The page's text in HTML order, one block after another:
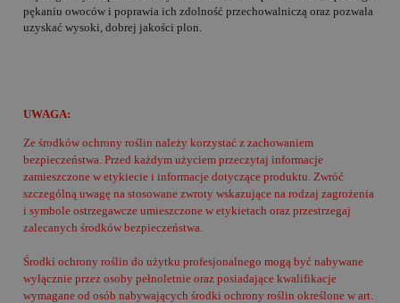
pękaniu owoców i poprawia ich zdolność przechowalniczą oraz pozwala
uzyskać wysoki, dobrej jakości plon.
UWAGA:
Ze środków ochrony roślin należy korzystać z zachowaniem
bezpieczeństwa. Przed każdym użyciem przeczytaj informacje
zamieszczone w etykiecie i informacje dotyczące produktu. Zwróć
szczególną uwagę na stosowane zwroty wskazujące na rodzaj zagrożenia
i symbole ostrzegawcze umieszczone w etykietach oraz przestrzegaj
zalecanych środków bezpieczeństwa.
Środki ochrony roślin do użytku profesjonalnego mogą być nabywane
wyłącznie przez osoby pełnoletnie oraz posiadające kwalifikacje
wymagane od osób nabywających środki ochrony roślin określone w art.